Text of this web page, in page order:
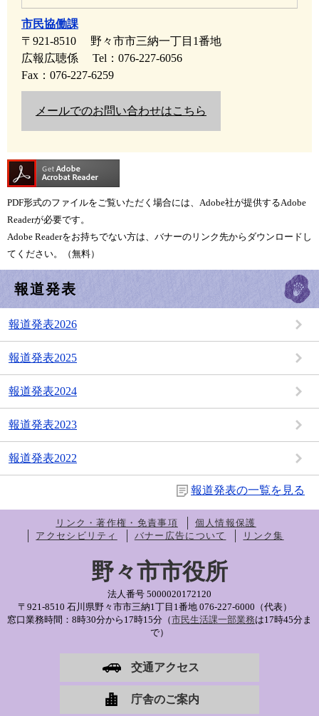
市民協働課
〒921-8510
野々市市三納一丁目1番地
広報広聴係
Tel：076-227-6056
Fax：076-227-6259
メールでのお問い合わせはこちら
PDF形式のファイルをご覧いただく場合には、Adobe社が提供するAdobe
Readerが必要です。
Adobe Readerをお持ちでない方は、バナーのリンク先からダウンロードし
てください。（無料）
報道発表
報道発表2026
報道発表2025
報道発表2024
報道発表2023
報道発表2022
報道発表の一覧を見る
リンク・著作権・免責事項
個人情報保護
アクセシビリティ
バナー広告について リンク集
野々市市役所
法人番号 5000020172120
〒921-8510 石川県野々市市三納1丁目1番地 076-227-6000（代表）
窓口業務時間：8時30分から17時15分（市民生活課一部業務は17時45分ま
で）
交通アクセス
庁舎のご案内